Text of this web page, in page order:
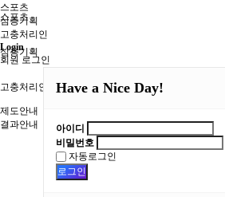
스포츠
심층기획
고충처리인
제도안내
결과안내
스포츠
심층기획
고충처리인
Login
회원 로그인
Have a Nice Day!
아이디
비밀번호
자동로그인
로그인